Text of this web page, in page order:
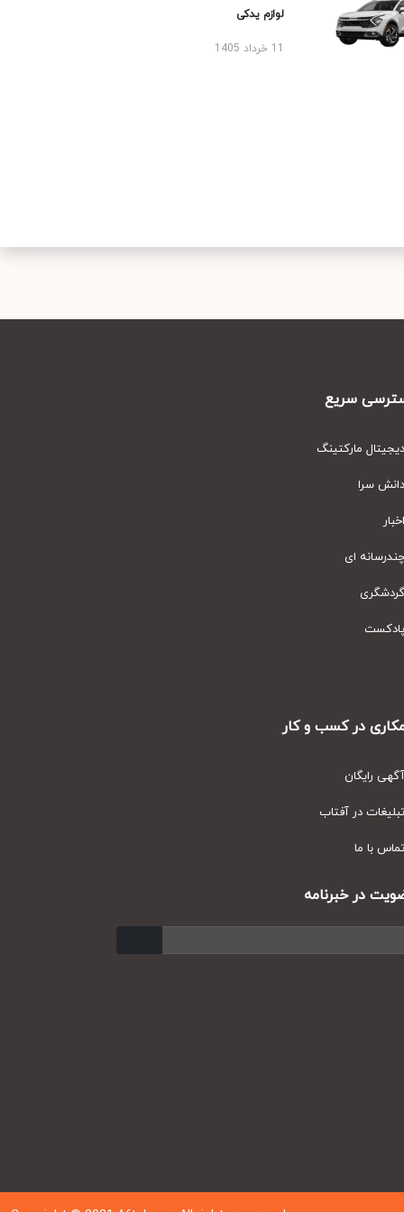
لوازم یدکی
سریع
مارکتینگ
سرا
ای
در کسب و کار
رایگان
در آفتاب
با ما
در خبرنامه